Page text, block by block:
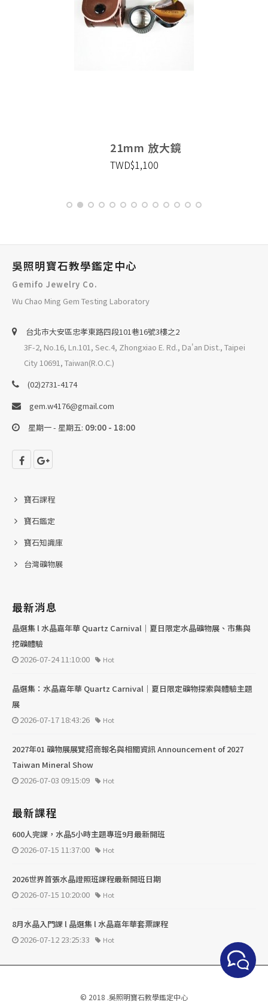
21mm 放大鏡
TWD$1,100
吳照明寶石教學鑑定中心
Gemifo Jewelry Co.
Wu Chao Ming Gem Testing Laboratory
台北巿大安區忠孝東路四段101巷16號3樓之2
3F-2, No.16, Ln.101, Sec.4, Zhongxiao E. Rd., Da'an Dist., Taipei
City 10691, Taiwan(R.O.C.)
(02)2731-4174
gem.w4176@gmail.com
星期一 - 星期五: 09:00 - 18:00
寶石課程
寶石鑑定
寶石知識庫
台灣礦物展
最新消息
晶選集 l 水晶嘉年華 Quartz Carnival｜夏日限定水晶礦物展、市集與
挖礦體驗
2026-07-24 11:10:00
Hot
晶選集：水晶嘉年華 Quartz Carnival｜夏日限定礦物探索與體驗主題
展
2026-07-17 18:43:26
Hot
2027年01 礦物展展覽招商報名與相關資訊 Announcement of 2027
Taiwan Mineral Show
2026-07-03 09:15:09
Hot
最新課程
600人完課，水晶5小時主題專班9月最新開班
2026-07-15 11:37:00
Hot
2026世界首張水晶證照班課程最新開班日期
2026-07-15 10:20:00
Hot
8月水晶入門課 l 晶選集 l 水晶嘉年華套票課程
2026-07-12 23:25:33
Hot
© 2018 .吳照明寶石教學鑑定中心